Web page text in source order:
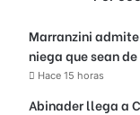
Marranzini
niega que sean
Hace 15 horas
Abinader llega a